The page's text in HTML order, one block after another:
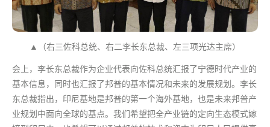
▲（右三佐科总统、右二李长东总裁、左三项光达主席）
会上，李长东总裁作为企业代表向佐科总统汇报了宁德时代产业的
基本信息，同时也汇报了邦普的基本情况和未来的发展规划。李长
东总裁指出，印尼基地是邦普的第一个海外基地，也是未来邦普产
业规划中面向全球的基点。我们希望把全产业链的定向生态模式嫁